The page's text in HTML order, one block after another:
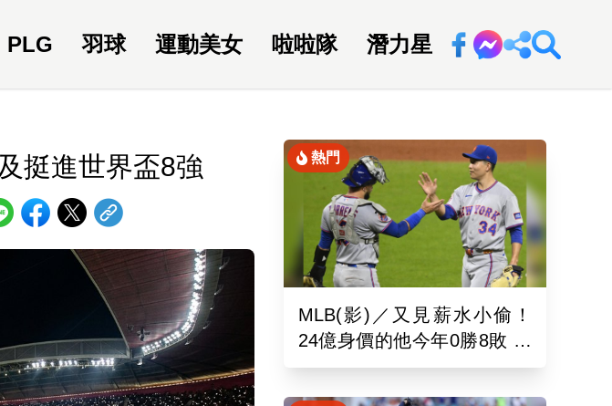
PLG 羽球 運動美女 啦啦隊 潛力星 回新聞網
挺進世界盃8強 熱門
MLB(影)／又見薪水小偷！
24億身價的他今年0勝8敗 幽
靈指叉只能從牛棚出發